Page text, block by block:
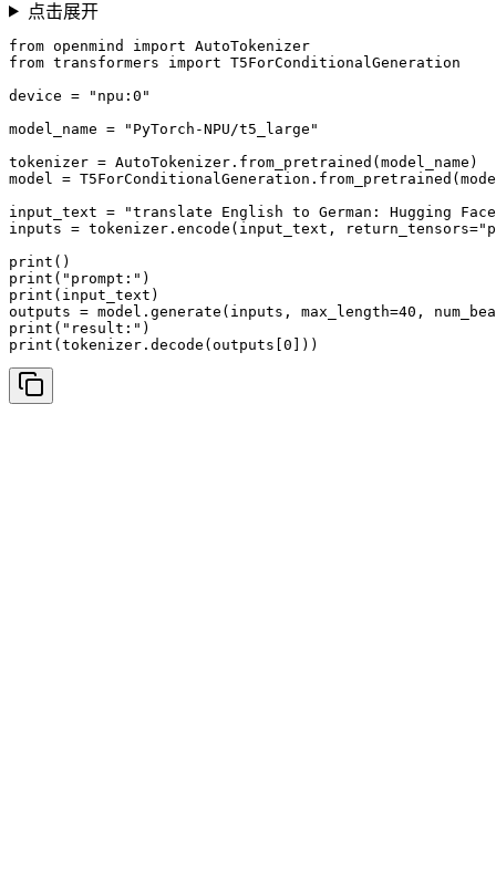
点击展开
from openmind import AutoTokenizer
from transformers import T5ForConditionalGeneration
device = "npu:0"
model_name = "PyTorch-NPU/t5_large"
tokenizer = AutoTokenizer.from_pretrained(model_name)
model =
input_text = "translate English to German: Hugging
inputs = tokenizer.encode(input_text,
print()
print("prompt:")
print(input_text)
outputs = model.generate(inputs, max_length=40,
print("result:")
print(tokenizer.decode(outputs[0]))